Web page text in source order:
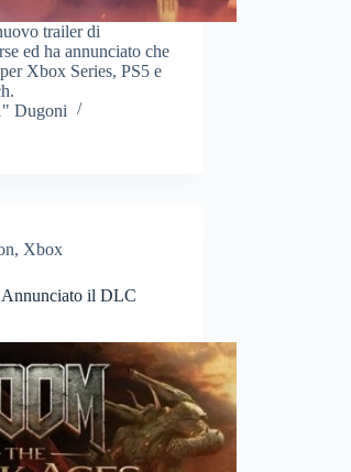
trailer di
ed ha annunciato che
Xbox Series, PS5 e
Dugoni
, Xbox
il DLC